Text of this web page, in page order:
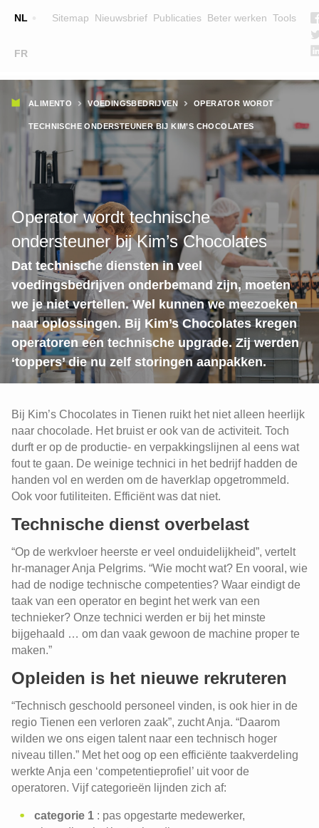
NL
FR
Sitemap Nieuwsbrief Publicaties Beter werken Tools
Main
navigation
LESGEVERS
WIE ZIJN WE
TEAM
ZOEK EEN OPLEIDING
Kruimelpad
ALIMENTO VOEDINGSBEDRIJVEN OPERATOR WORDT
TECHNISCHE ONDERSTEUNER BIJ KIM’S CHOCOLATES
Operator wordt technische
ondersteuner bij Kim’s Chocolates
Dat technische diensten in veel
voedingsbedrijven onderbemand zijn, moeten
we je niet vertellen. Wel kunnen we meezoeken
naar oplossingen. Bij Kim’s Chocolates kregen
operatoren een technische upgrade. Zij werden
‘toppers’ die nu zelf storingen aanpakken.
Bij Kim’s Chocolates in Tienen ruikt het niet alleen heerlijk
naar chocolade. Het bruist er ook van de activiteit. Toch
durft er op de productie- en verpakkingslijnen al eens wat
fout te gaan. De weinige technici in het bedrijf hadden de
handen vol en werden om de haverklap opgetrommeld.
Ook voor futiliteiten. Efficiënt was dat niet.
Technische dienst overbelast
“Op de werkvloer heerste er veel onduidelijkheid”, vertelt
hr-manager Anja Pelgrims. “Wie mocht wat? En vooral, wie
had de nodige technische competenties? Waar eindigt de
taak van een operator en begint het werk van een
technieker? Onze technici werden er bij het minste
bijgehaald … om dan vaak gewoon de machine proper te
maken.”
Opleiden is het nieuwe rekruteren
“Technisch geschoold personeel vinden, is ook hier in de
regio Tienen een verloren zaak”, zucht Anja. “Daarom
wilden we ons eigen talent naar een technisch hoger
niveau tillen.” Met het oog op een efficiënte taakverdeling
werkte Anja een ‘competentieprofiel’ uit voor de
operatoren. Vijf categorieën lijnden zich af:
categorie 1 : pas opgestarte medewerker,